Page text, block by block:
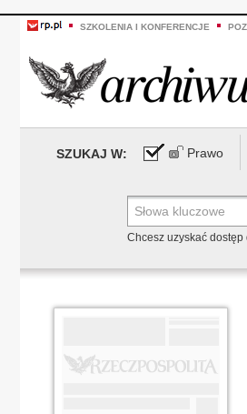
SZKOLENIA I KONFERENCJE
SZUKAJ W: Prawo
Chcesz uzyskać